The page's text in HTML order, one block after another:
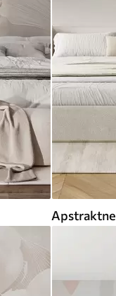
Apstraktne